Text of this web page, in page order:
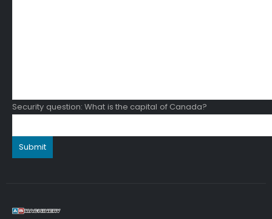
Security question: What is the capital of Canada?